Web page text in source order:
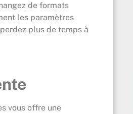
de formats
les paramètres
plus de temps à
vous offre une